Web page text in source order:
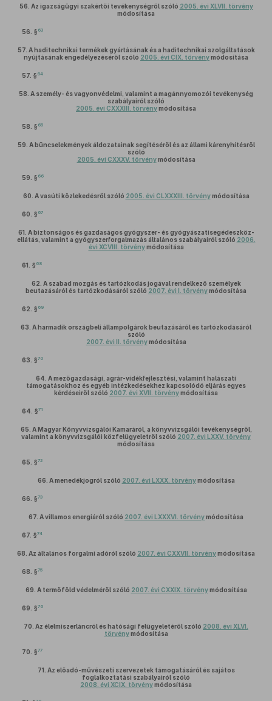
56. Az igazságügyi szakértői tevékenységről szóló 2005. évi XLVII. törvény
módosítása
56. § 63
57. A haditechnikai termékek gyártásának és a haditechnikai szolgáltatások
nyújtásának engedélyezéséről szóló 2005. évi CIX. törvénymódosítása
57. § 64
58. A személy- és vagyonvédelmi, valamint a magánnyomozói tevékenység
szabályairól szóló
2005. évi CXXXIII. törvénymódosítása
58. § 65
59. A bűncselekmények áldozatainak segítéséről és az állami kárenyhítésről
szóló
2005. évi CXXXV. törvénymódosítása
59. § 66
60. A vasúti közlekedésről szóló 2005. évi CLXXXIII. törvénymódosítása
60. § 67
61. A biztonságos és gazdaságos gyógyszer- és gyógyászatisegédeszköz-
ellátás, valamint a gyógyszerforgalmazás általános szabályairól szóló 2006.
évi XCVIII. törvénymódosítása
61. § 68
62. A szabad mozgás és tartózkodás jogával rendelkező személyek
beutazásáról és tartózkodásáról szóló 2007. évi I. törvénymódosítása
62. § 69
63. A harmadik országbeli állampolgárok beutazásáról és tartózkodásáról
szóló
2007. évi II. törvénymódosítása
63. §70
64. A mezőgazdasági, agrár-vidékfejlesztési, valamint halászati
támogatásokhoz és egyéb intézkedésekhez kapcsolódó eljárás egyes
kérdéseiről szóló 2007. évi XVII. törvénymódosítása
64. §71
65. A Magyar Könyvvizsgálói Kamaráról, a könyvvizsgálói tevékenységről,
valamint a könyvvizsgálói közfelügyeletről szóló 2007. évi LXXV. törvény
módosítása
65. §72
66. A menedékjogról szóló 2007. évi LXXX. törvénymódosítása
66. §73
67. A villamos energiáról szóló 2007. évi LXXXVI. törvénymódosítása
67. §74
68. Az általános forgalmi adóról szóló 2007. évi CXXVII. törvénymódosítása
68. §75
69. A termőföld védelméről szóló 2007. évi CXXIX. törvénymódosítása
69. §76
70. Az élelmiszerláncról és hatósági felügyeletéről szóló 2008. évi XLVI.
törvénymódosítása
70. §77
71. Az előadó-művészeti szervezetek támogatásáról és sajátos
foglalkoztatási szabályairól szóló
2008. évi XCIX. törvénymódosítása